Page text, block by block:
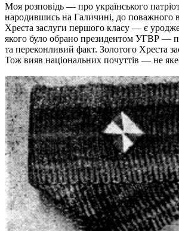
Моя розповідь — про українського
народившись на Галичині, до поважного
Хреста заслуги першого класу — є
якого було обрано президентом УГВР —
та переконливий факт. Золотого Хреста
Тож вияв національних почуттів — не